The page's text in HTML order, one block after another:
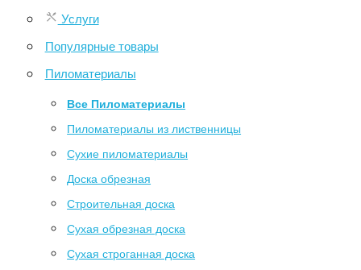
Услуги
Популярные товары
Пиломатериалы
Все Пиломатериалы
Пиломатериалы из лиственницы
Сухие пиломатериалы
Доска обрезная
Строительная доска
Сухая обрезная доска
Сухая строганная доска